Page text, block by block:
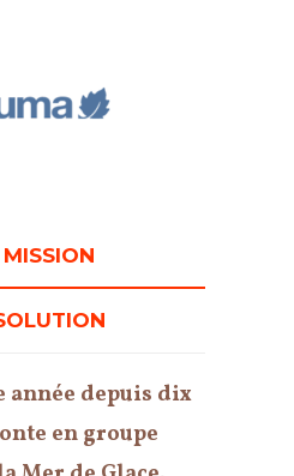
année depuis dix
en groupe